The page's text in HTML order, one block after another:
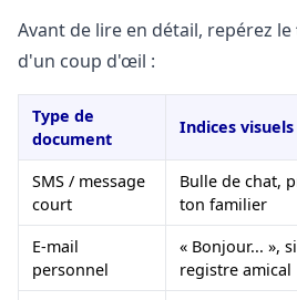
Avant de lire en détail, repérez le
d'un coup d'œil :
Type de
document
Indices visuels
SMS / message
court
Bulle de chat,
ton familier
E-mail
personnel
« Bonjour... »,
registre amical